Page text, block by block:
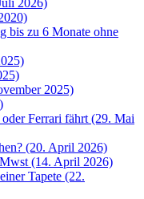
2026)
bis zu 6 Monate ohne
2025)
Ferrari fährt (29. Mai
(20. April 2026)
(14. April 2026)
Tapete (22.